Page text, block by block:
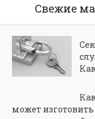
Свежие
может изготовить